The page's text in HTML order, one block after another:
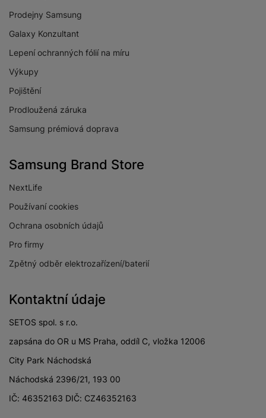
Prodejny Samsung
Galaxy Konzultant
Lepení ochranných fólií na míru
Výkupy
Pojištění
Prodloužená záruka
Samsung prémiová doprava
Samsung Brand Store
NextLife
Používaní cookies
Ochrana osobních údajů
Pro firmy
Zpětný odběr elektrozařízení/baterií
Kontaktní údaje
SETOS spol. s r.o.
zapsána do OR u MS Praha, oddíl C, vložka 12006
City Park Náchodská
Náchodská 2396/21, 193 00
IČ: 46352163 DIČ: CZ46352163